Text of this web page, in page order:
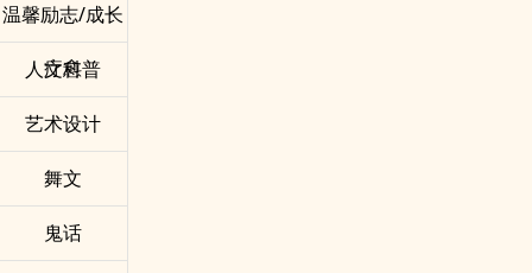
温馨励志/成长
疗愈
人文科普
艺术设计
舞文
鬼话